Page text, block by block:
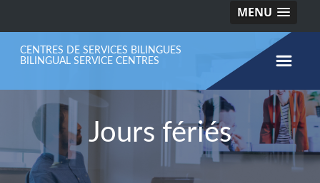
MENU
CENTRES DE SERVICES BILINGUES
BILINGUAL SERVICE CENTRES
Menu
Jours fériés